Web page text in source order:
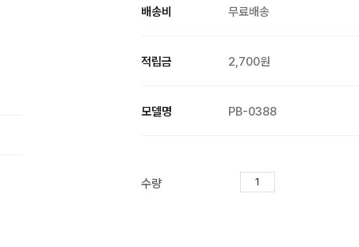
배송비 무료배송
적립금 2,700원
모델명 PB-0388
수량